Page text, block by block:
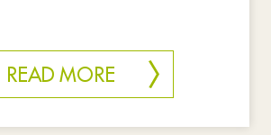
READ MORE